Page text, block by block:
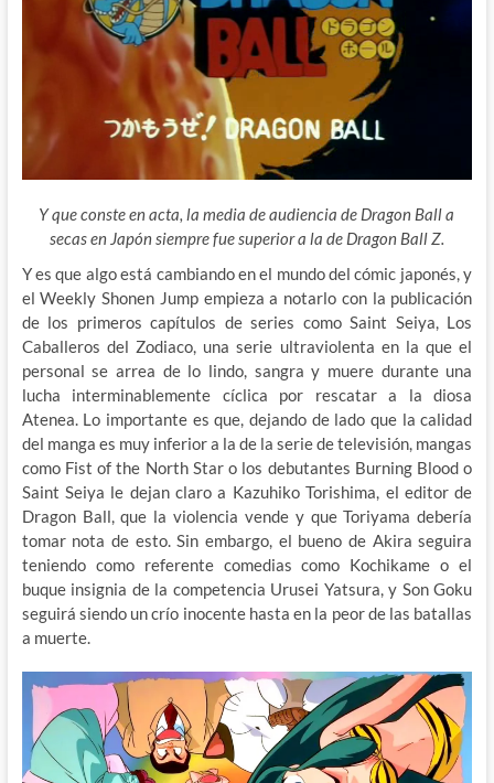
Y que conste en acta, la media de audiencia de Dragon Ball a
secas en Japón siempre fue superior a la de Dragon Ball Z.
Y es que algo está cambiando en el mundo del cómic japonés, y
el Weekly Shonen Jump empieza a notarlo con la publicación
de los primeros capítulos de series como Saint Seiya, Los
Caballeros del Zodiaco, una serie ultraviolenta en la que el
personal se arrea de lo lindo, sangra y muere durante una
lucha interminablemente cíclica por rescatar a la diosa
Atenea. Lo importante es que, dejando de lado que la calidad
del manga es muy inferior a la de la serie de televisión, mangas
como Fist of the North Star o los debutantes Burning Blood o
Saint Seiya le dejan claro a Kazuhiko Torishima, el editor de
Dragon Ball, que la violencia vende y que Toriyama debería
tomar nota de esto. Sin embargo, el bueno de Akira seguira
teniendo como referente comedias como Kochikame o el
buque insignia de la competencia Urusei Yatsura, y Son Goku
seguirá siendo un crío inocente hasta en la peor de las batallas
a muerte.